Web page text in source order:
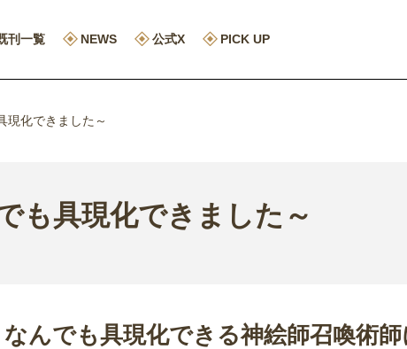
刊一覧 NEWS 公式X PICK UP
現化できました～
も具現化できました～
なんでも具現化できる神絵師召喚術